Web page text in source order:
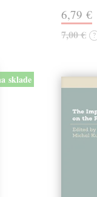
6,79 €
7,00 € ?
sklade